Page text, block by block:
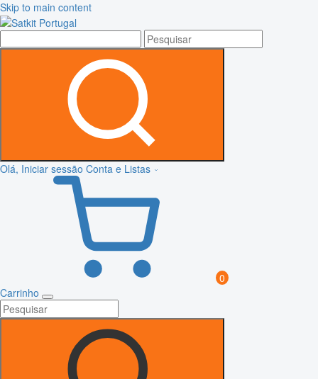
Skip to main content
Olá, Iniciar sessão Conta e Listas
0
Carrinho